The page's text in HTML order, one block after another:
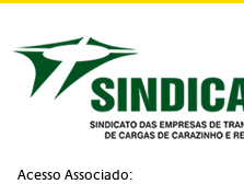
Acesso Associado: